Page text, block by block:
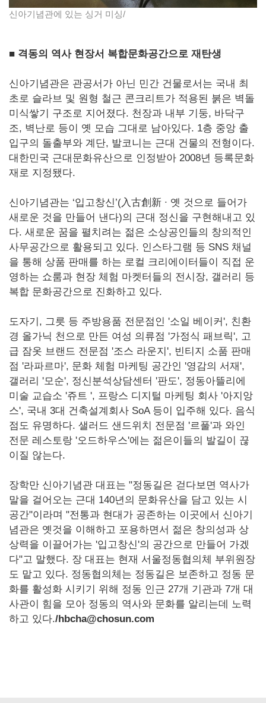
신아기념관에 있는 싱거 미싱/
■ 격동의 역사 현장서 복합문화공간으로 재탄생
신아기념관은 관공서가 아닌 민간 건물로서는 국내 최
초로 슬라브 및 원형 철근 콘크리트가 적용된 붉은 벽돌
미식쌓기 구조로 지어졌다. 천장과 내부 기둥, 바닥구
조, 벽난로 등이 옛 모습 그대로 남아있다. 1층 중앙 출
입구의 돌출부와 계단, 발코니는 근대 건물의 전형이다.
대한민국 근대문화유산으로 인정받아 2008년 등록문화
재로 지정됐다.
신아기념관는 ‘입고창신’(入古創新 ∙ 옛 것으로 들어가
새로운 것을 만들어 낸다)의 근대 정신을 구현해내고 있
다. 새로운 꿈을 펼치려는 젊은 소상공인들의 창의적인
사무공간으로 활용되고 있다. 인스타그램 등 SNS 채널
을 통해 상품 판매를 하는 로컬 크리에이터들이 직접 운
영하는 쇼룸과 현장 체험 마켓터들의 전시장, 갤러리 등
복합 문화공간으로 진화하고 있다.
도자기, 그릇 등 주방용품 전문점인 '소일 베이커', 친환
경 올가닉 천으로 만든 여성 의류점 '가정식 패브릭', 고
급 잠옷 브랜드 전문점 '조스 라운지', 빈티지 소품 판매
점 '라파르마', 문화 체험 마케팅 공간인 '영감의 서재',
갤러리 '모순', 정신분석상담센터 '판도', 정동아뜰리에
미술 교습소 '쥬트 ', 프랑스 디지털 마케팅 회사 '아지앙
스', 국내 3대 건축설계회사 SoA 등이 입주해 있다. 음식
점도 유명하다. 샐러드 샌드위치 전문점 '르풀'과 와인
전문 레스토랑 '오드하우스'에는 젊은이들의 발길이 끊
이질 않는다.
장학만 신아기념관 대표는 "정동길은 걷다보면 역사가
말을 걸어오는 근대 140년의 문화유산을 담고 있는 시
공간"이라며 "전통과 현대가 공존하는 이곳에서 신아기
념관은 옛것을 이해하고 포용하면서 젊은 창의성과 상
상력을 이끌어가는 '입고창신'의 공간으로 만들어 가겠
다"고 말했다. 장 대표는 현재 서울정동협의체 부위원장
도 맡고 있다. 정동협의체는 정동길은 보존하고 정동 문
화를 활성화 시키기 위해 정동 인근 27개 기관과 7개 대
사관이 힘을 모아 정동의 역사와 문화를 알리는데 노력
하고 있다./hbcha@chosun.com